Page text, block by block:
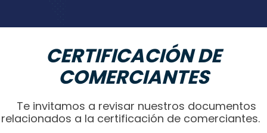
CERTIFICACIÓN DE
COMERCIANTES
Te invitamos a revisar nuestros documentos
relacionados a la certificación de comerciantes.